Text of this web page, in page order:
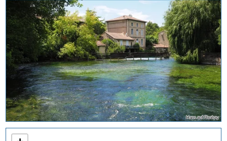
Hans auf Pixabay